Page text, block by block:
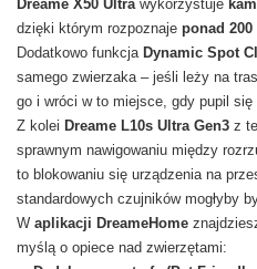
Dreame X50 Ultra wykorzystuje
dzięki którym rozpoznaje ponad
Dodatkowo funkcja Dynamic Spot
samego zwierzaka – jeśli leży na
go i wróci w to miejsce, gdy pupil się
Z kolei Dreame L10s Ultra Gen3 z
sprawnym nawigowaniu między
to blokowaniu się urządzenia na
standardowych czujników mogłyby
W aplikacji DreameHome
myślą o opiece nad zwierzętami: